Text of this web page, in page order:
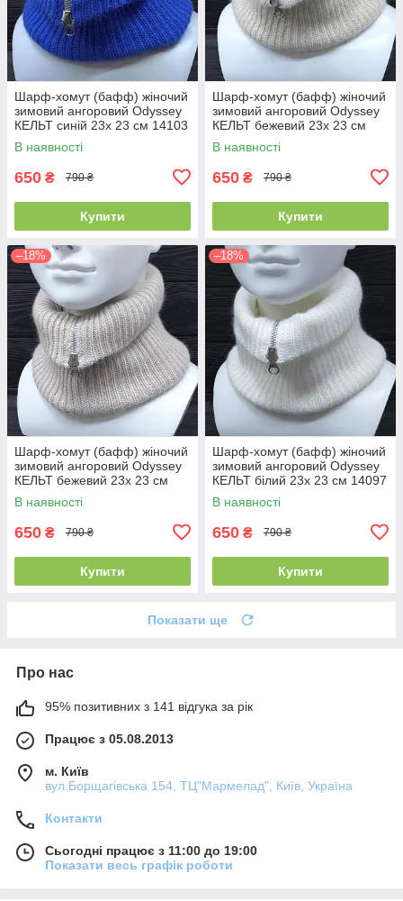
Шарф-хомут (бафф) жіночий
зимовий ангоровий Odyssey
КЕЛЬТ синій 23х 23 см 14103
В наявності
650 ₴ 790 ₴
Купити
Шарф-хомут (бафф) жіночий
зимовий ангоровий Odyssey
КЕЛЬТ бежевий 23х 23 см
13146
В наявності
650 ₴ 790 ₴
Купити
–18%
Шарф-хомут (бафф) жіночий
зимовий ангоровий Odyssey
КЕЛЬТ бежевий 23х 23 см
14105
В наявності
650 ₴ 790 ₴
Купити
–18%
Шарф-хомут (бафф) жіночий
зимовий ангоровий Odyssey
КЕЛЬТ білий 23х 23 см 14097
В наявності
650 ₴ 790 ₴
Купити
Показати ще
Про нас
95% позитивних з 141 відгука за рік
Працює з 05.08.2013
м. Київ
вул.Борщагівська 154, ТЦ"Мармелад", Київ, Україна
Контакти
Сьогодні працює з 11:00 до 19:00
Показати весь графік роботи